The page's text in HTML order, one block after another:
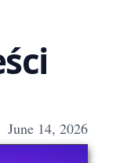
June 14, 2026